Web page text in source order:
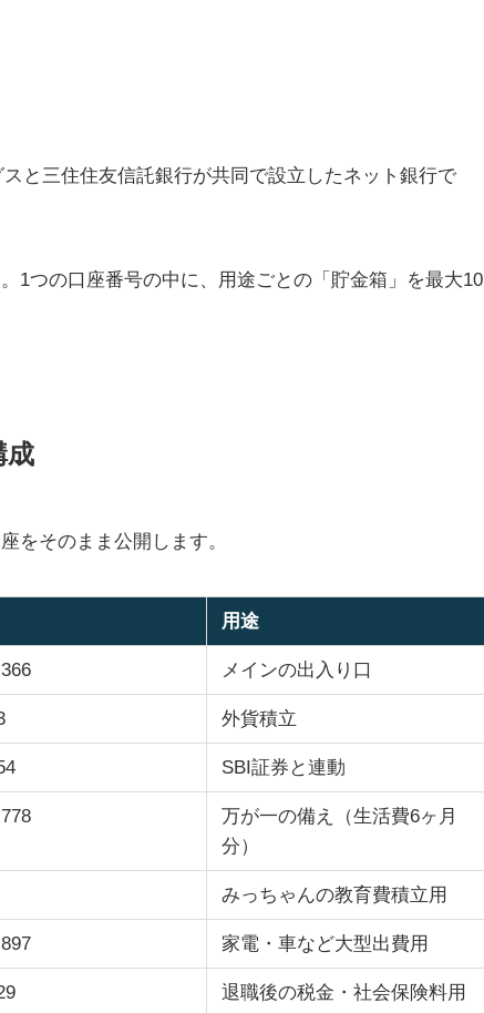
と三住住友信託銀行が共同で設立したネット銀行で
1つの口座番号の中に、用途ごとの「貯金箱」を最大10
成
をそのまま公開します。
用途
メインの出入り口
外貨積立
SBI証券と連動
万が一の備え（生活費6ヶ月
分）
みっちゃんの教育費積立用
家電・車など大型出費用
退職後の税金・社会保険料用